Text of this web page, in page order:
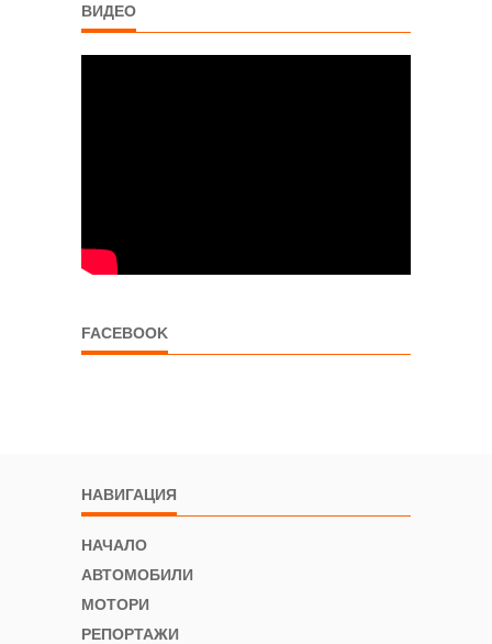
ВИДЕО
FACEBOOK
НАВИГАЦИЯ
НАЧАЛО
АВТОМОБИЛИ
МОТОРИ
РЕПОРТАЖИ